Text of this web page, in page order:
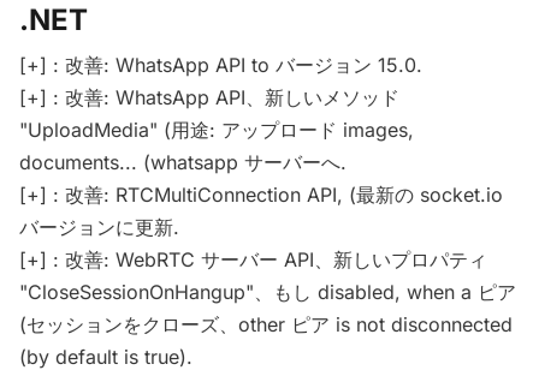
.NET
[+] : 改善: WhatsApp API to バージョン 15.0.
[+] : 改善: WhatsApp API、新しいメソッド
"UploadMedia" (用途: アップロード images,
documents... (whatsapp サーバーへ.
[+] : 改善: RTCMultiConnection API, (最新の socket.io
バージョンに更新.
[+] : 改善: WebRTC サーバー API、新しいプロパティ
"CloseSessionOnHangup"、もし disabled, when a ピア
(セッションをクローズ、other ピア is not disconnected
(by default is true).